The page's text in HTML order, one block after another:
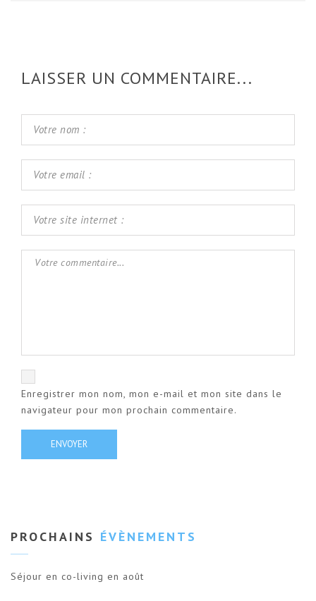
LAISSER UN COMMENTAIRE...
Enregistrer mon nom, mon e-mail et mon site dans le
navigateur pour mon prochain commentaire.
PROCHAINS ÉVÈNEMENTS
Séjour en co-living en août